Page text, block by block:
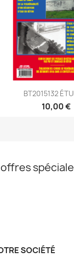
Aperçu
BT2015132
10,00 €
SOCIÉTÉ